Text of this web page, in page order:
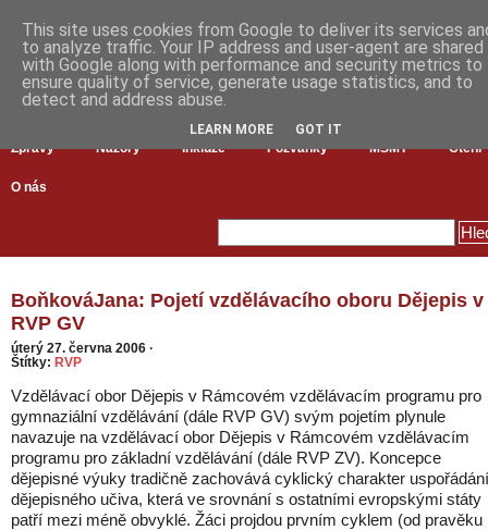
Zprávy Názory Inkluze Pozvánky MŠMT Čtení
O nás
BoňkováJana: Pojetí vzdělávacího oboru Dějepis v
RVP GV
úterý 27. června 2006 ·
Štítky: RVP
Vzdělávací obor Dějepis v Rámcovém vzdělávacím programu pro
gymnaziální vzdělávání (dále RVP GV) svým pojetím plynule
navazuje na vzdělávací obor Dějepis v Rámcovém vzdělávacím
programu pro základní vzdělávání (dále RVP ZV). Koncepce
dějepisné výuky tradičně zachovává cyklický charakter uspořádání
dějepisného učiva, která ve srovnání s ostatními evropskými státy
patří mezi méně obvyklé. Žáci projdou prvním cyklem (od pravěku
This site uses cookies from Google to deliver its services
to analyze traffic. Your IP address and user-agent are shared
with Google along with performance and security metrics to
ensure quality of service, generate usage statistics, and to
detect and address abuse.
LEARN MORE GOT IT